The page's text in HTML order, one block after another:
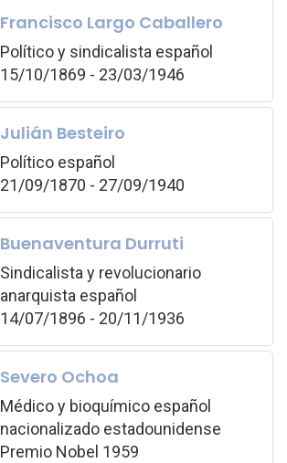
Francisco Largo Caballero
Político y sindicalista español
15/10/1869 - 23/03/1946
Julián Besteiro
Político español
21/09/1870 - 27/09/1940
Buenaventura Durruti
Sindicalista y revolucionario
anarquista español
14/07/1896 - 20/11/1936
Severo Ochoa
Médico y bioquímico español
nacionalizado estadounidense
Premio Nobel 1959